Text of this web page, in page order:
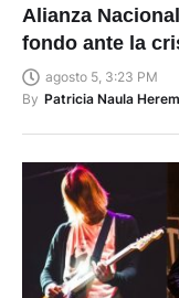
Alianza
fondo ante la
agosto 5, 3:23 PM
By Patricia Naula